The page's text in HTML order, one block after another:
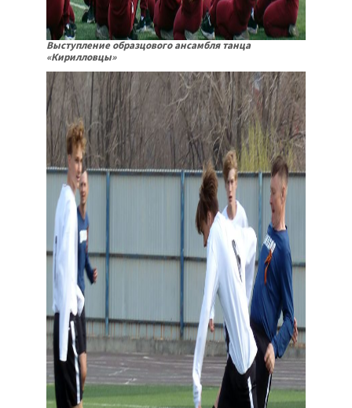
Выступление образцового ансамбля танца
«Кирилловцы»